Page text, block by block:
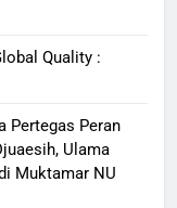
Quality :
Pertegas Peran
Ulama
Muktamar NU